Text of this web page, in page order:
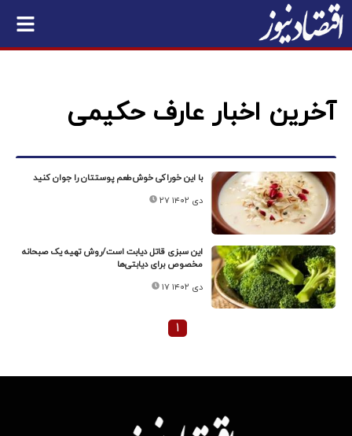
آخرین اخبار عارف حکیمی
با این خوراکی خوش‌طعم پوستتان را جوان کنید
۲۷ دی ۱۴۰۲
این سبزی قاتل دیابت است/روش تهیه یک صبحانه
مخصوص برای دیابتی‌ها
۱۷ دی ۱۴۰۲
۱